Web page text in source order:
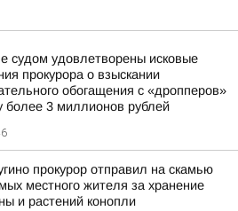
судом удовлетворены исковые
прокурора о взыскании
обогащения с «дропперов»
более 3 миллионов рублей
прокурор отправил на скамью
местного жителя за хранение
и растений конопли